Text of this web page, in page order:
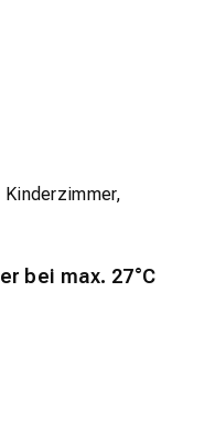
bei max. 27°C